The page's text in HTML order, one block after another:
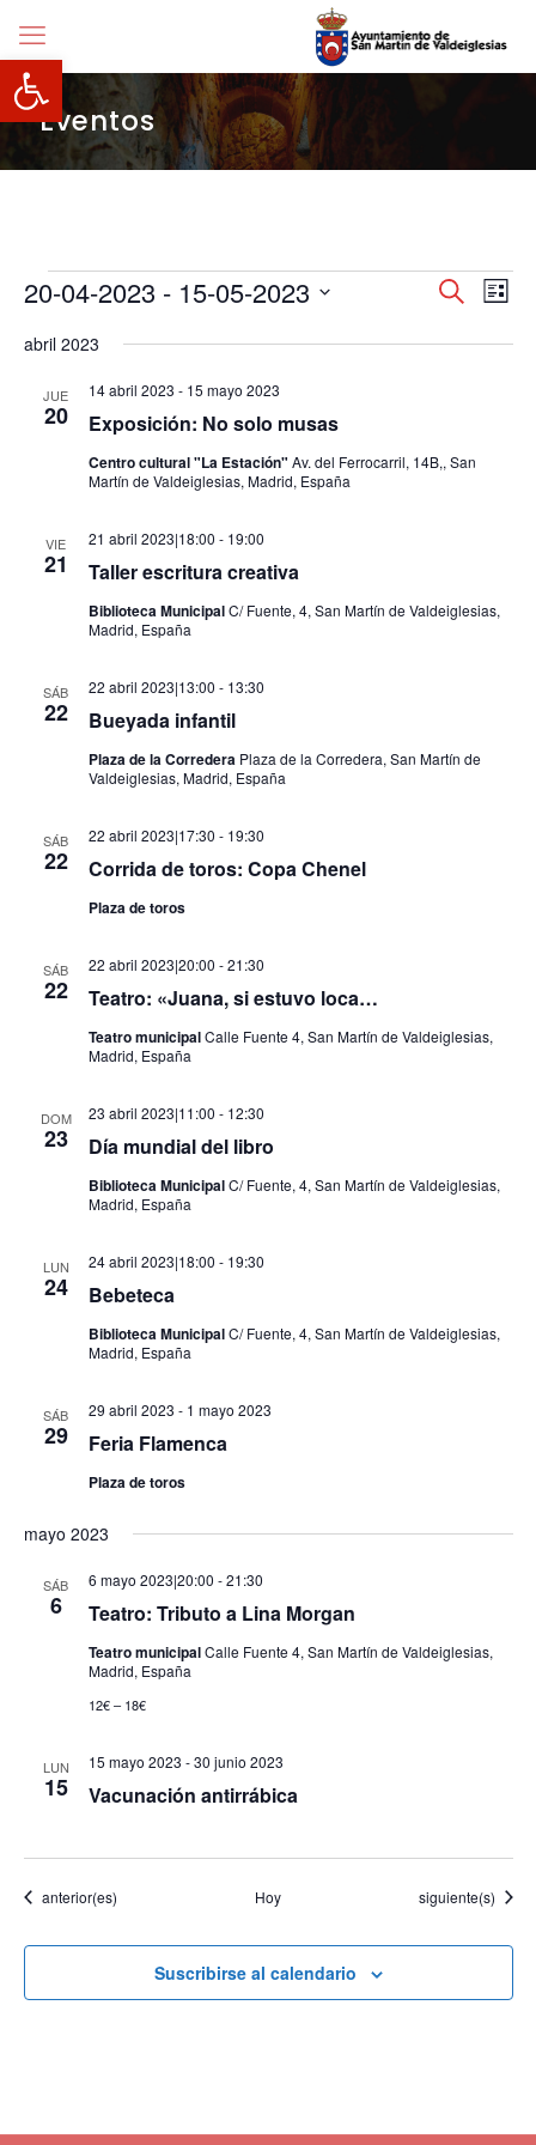
Abrir barra de herramientas
Eventos
Eventos Buscar
de
de
Lista
20-04-2023 - 15-05-2023
la
abril 2023
JUE
20 Exposición: No solo musas
14 abril 2023 - 15 mayo 2023
Centro cultural "La Estación" Av. del Ferrocarril, 14B,, San
Martín de Valdeiglesias, Madrid, España
VIE
21 Taller escritura creativa
21 abril 2023|18:00 - 19:00
Biblioteca MunicipalC/ Fuente, 4, San Martín de Valdeiglesias,
Madrid, España
SÁB
22 Bueyada infantil
22 abril 2023|13:00 - 13:30
Plaza de la Corredera Plaza de la Corredera, San Martín de
Valdeiglesias, Madrid, España
SÁB
22 Corrida de toros: Copa Chenel
22 abril 2023|17:30 - 19:30
Plaza de toros
SÁB
22 Teatro: «Juana, si estuvo loca…
22 abril 2023|20:00 -21:30
Teatro municipalCalle Fuente 4, San Martín de Valdeiglesias,
Madrid, España
DOM
23 Día mundial del libro
23 abril 2023|11:00 - 12:30
Biblioteca MunicipalC/ Fuente, 4, San Martín de Valdeiglesias,
Madrid, España
LUN
24 Bebeteca
24 abril 2023|18:00 - 19:30
Biblioteca MunicipalC/ Fuente, 4, San Martín de Valdeiglesias,
Madrid, España
SÁB
29 Feria Flamenca
29 abril 2023 - 1 mayo 2023
Plaza de toros
mayo 2023
SÁB
6 Teatro: Tributo a Lina Morgan
6 mayo 2023|20:00 -21:30
Teatro municipalCalle Fuente 4, San Martín de Valdeiglesias,
Madrid, España
12€ – 18€
LUN
15 Vacunación antirrábica
15 mayo 2023 -30 junio 2023
Eventos
anterior(es) Hoy Eventos
siguiente(s)
Suscribirse al calendario